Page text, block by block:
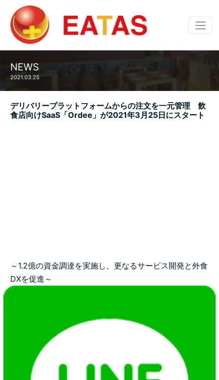
NEWS
2021.03.25
デリバリープラットフォームからの注文を一元管理 飲
食店向けSaaS「Ordee」が2021年3月25日にスタート
～1.2億の資金調達を実施し、更なるサービス開発と外食
DXを促進～